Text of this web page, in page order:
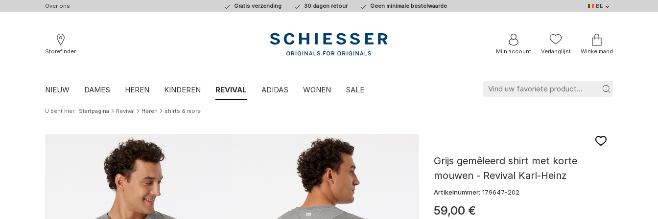
Over ons Gratis verzending 30 dagen retour Geen minimale bestelwaarde
BE
DE
NL
BE
FR
Storefinder
Mijn account Verlanglijst Winkelmand
NIEUW DAMES HEREN KINDEREN REVIVAL ADIDAS WONEN SALE
U bent hier Startpagina Revival Heren shirts & more
Grijs gemêleerd shirt met korte
mouwen - Revival Karl-Heinz
Artikelnummer: 179647-202
59,00 €